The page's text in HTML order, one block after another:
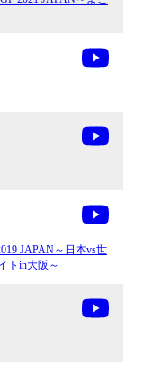
JAPAN～日本vs世
トin大阪～